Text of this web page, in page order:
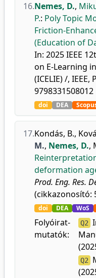
16.Nemes, D.,
P.: Poly Topic
Friction-
(Education of
In: 2025 IEEE
on E-Learning
(ICELIE) /, IEEE,
9798331508012
doi DEA
17.Kondás, B.,
M., Nemes, D.,
deformation
Prod. Eng. Res.
(cikkazonosító:
doi DEA WoS
Folyóirat-
mutatók:
Q2
Q2